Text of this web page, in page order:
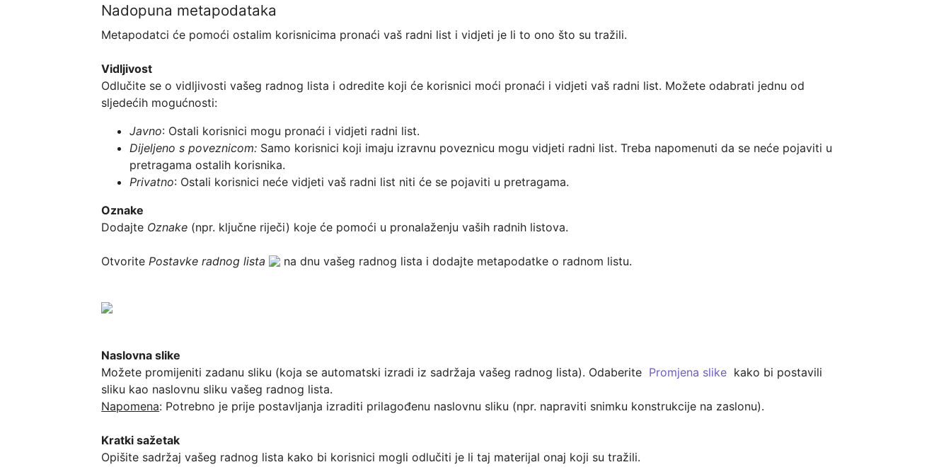
Nadopuna metapodataka
Metapodatci će pomoći ostalim korisnicima pronaći vaš radni list i vidjeti je li to ono što su tražili.
Vidljivost
Odlučite se o vidljivosti vašeg radnog lista i odredite koji će korisnici moći pronaći i vidjeti vaš radni list. Možete odabrati jednu od
Javno
Dijeljeno s poveznicom: Samo korisnici koji imaju izravnu poveznicu mogu vidjeti radni list. Treba napomenuti da se neće pojaviti u
Privatno
Oznake
Dodajte Oznake (npr. ključne riječi) koje će pomoći u pronalaženju vaših radnih listova.
Otvorite Postavke radnog lista
Naslovna slike
Možete promijeniti zadanu sliku (koja se automatski izradi iz sadržaja vašeg radnog lista). Odaberite Promjena slike
  kako bi postavili
Napomena: Potrebno je prije postavljanja izraditi prilagođenu naslovnu sliku (npr. napraviti snimku konstrukcije na zaslonu).
Kratki sažetak
Opišite sadržaj vašeg radnog lista kako bi korisnici mogli odlučiti je li taj materijal onaj koji su tražili.